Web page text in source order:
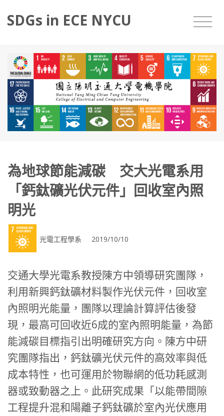
SDGs in ECE NYCU
為地球節能減碳 交大光電系用
「鈣鈦礦光伏元件」回收室內照
明光
光電工程學系 2019/10/10
交通大學光電系教授陳方中領導研究團隊，
利用新興鈣鈦礦材料製作光伏元件，回收室
內照明光能量，團隊以理論計算評估後發
現，最高可回收近6成的室內照明能量，為節
能減碳目標指引出明確研究方向。陳方中研
究團隊指出，鈣鈦礦光伏元件的高效率與低
成本特性，也可運用於物聯網的低功耗感測
器或致動器之上。此研究成果「以能帶間隙
工程提升混和陽離子鈣鈦礦於室內光伏應用